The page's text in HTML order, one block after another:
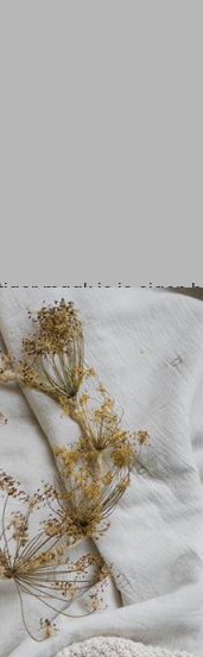
maak je je eigen
de goede
gemaakt van
verfstoffen.
dieren kan vanaf 3